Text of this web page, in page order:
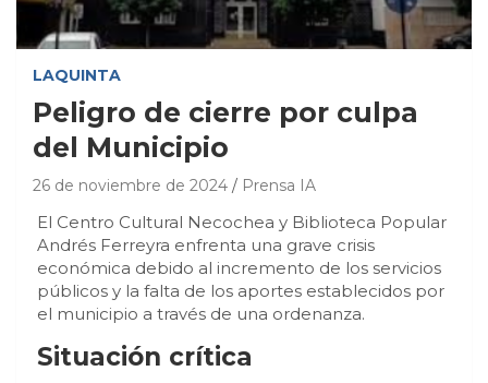
LAQUINTA
Peligro de cierre por culpa
del Municipio
26 de noviembre de 2024 Prensa IA
El Centro Cultural Necochea y Biblioteca Popular
Andrés Ferreyra enfrenta una grave crisis
económica debido al incremento de los servicios
públicos y la falta de los aportes establecidos por
el municipio a través de una ordenanza.
Situación crítica